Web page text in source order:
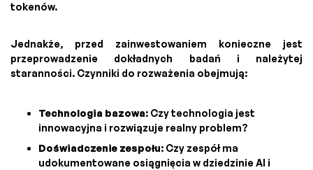
tokenów.
Jednakże, przed zainwestowaniem konieczne jest
przeprowadzenie dokładnych badań i należytej
staranności. Czynniki do rozważenia obejmują:
Technologia bazowa: Czy technologia jest
innowacyjna i rozwiązuje realny problem?
Doświadczenie zespołu: Czy zespół ma
udokumentowane osiągnięcia w dziedzinie AI i